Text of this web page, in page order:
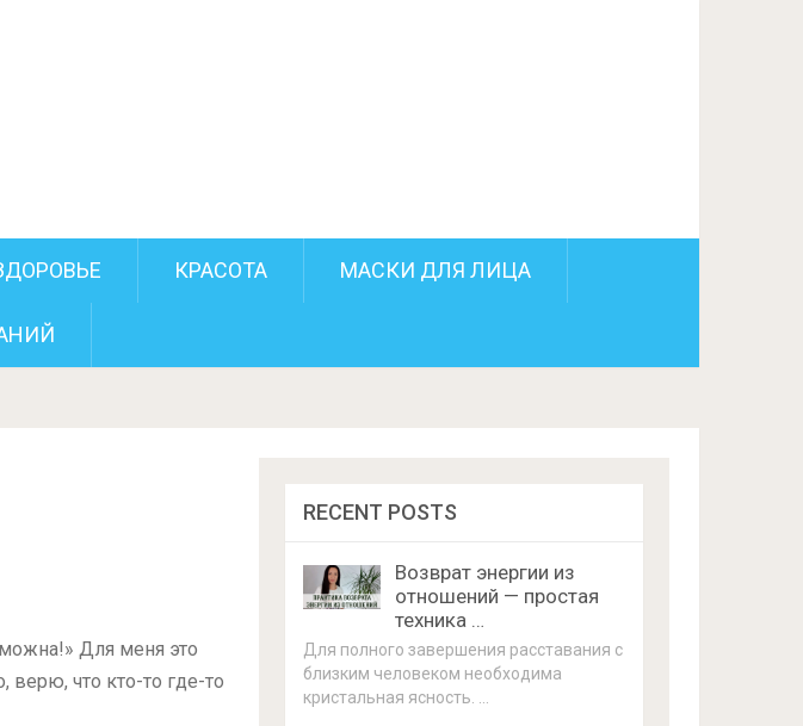
КРАСОТА МАСКИ ДЛЯ ЛИЦА
Для меня это
что кто-то где-то
RECENT POSTS
Возврат энергии из
отношений — простая
техника …
Для полного завершения расставания с
близким человеком необходима
кристальная ясность. …